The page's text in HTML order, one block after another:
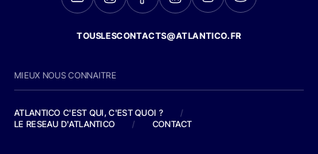
TOUSLESCONTACTS@ATLANTICO.FR
MIEUX NOUS CONNAITRE
ATLANTICO C'EST QUI, C'EST QUOI ?
/
LE RESEAU D'ATLANTICO
/ CONTACT